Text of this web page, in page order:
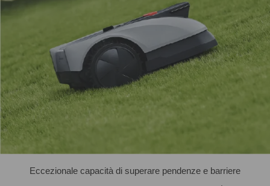
Eccezionale capacità di superare pendenze e barriere